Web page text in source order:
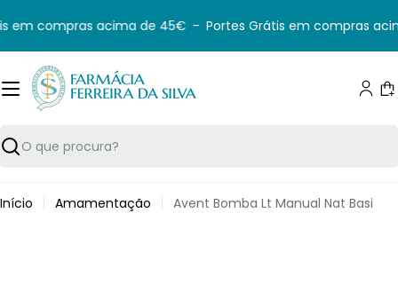
para
o
conteúdo
em compras acima de 45€ - Portes Grátis em compras
Pesquisar
Início Amamentação
Avent Bomba Lt Manual Nat Basi